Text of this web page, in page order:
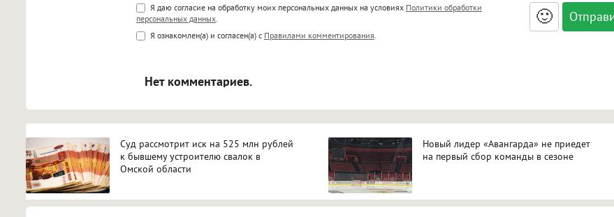
Поддержка HTML
<b>, <strong>, <u>, <i>, <em>, <s>, <big>, <small>, <sup>, <sub>, <pre>, <ul>, <ol>, <li>,
<blockquote>, <code> экранирует HTML, адреса URL автоматически становятся ссылками, и
Я даю согласие на обработку моих персональных данных на условиях Политики обработки
персональных данных.
Я ознакомлен(а) и согласен(а) с Правилами комментирования.
🙂
Нет комментариев.
Суд рассмотрит иск на 525 млн рублей
к бывшему устроителю свалок в
Омской области
Новый лидер «Авангарда» не приедет
на первый сбор команды в сезоне